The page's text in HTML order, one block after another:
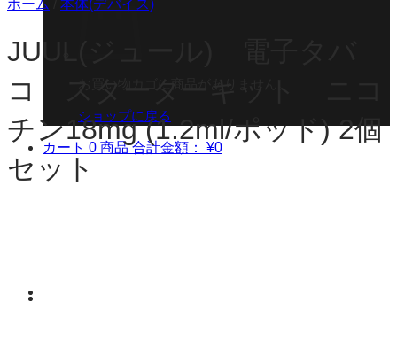
ショップに戻る
カート 0 商品 合計金額： ¥0
ホーム 本体(デバイス)
JUUL(ジュール) 電子タバ
コ スターターキット ニコ
チン18mg (1.2ml/ポッド) 2個
セット